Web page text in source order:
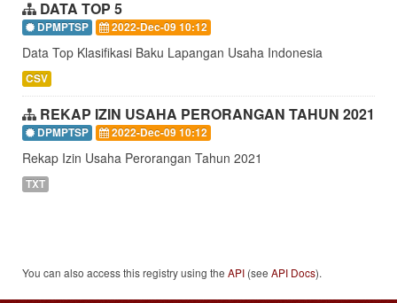
DATA TOP 5
DPMPTSP 2022-Dec-09 10:12
Data Top Klasifikasi Baku Lapangan Usaha Indonesia
CSV
REKAP IZIN USAHA PERORANGAN TAHUN 2021
DPMPTSP 2022-Dec-09 10:12
Rekap Izin Usaha Perorangan Tahun 2021
TXT
You can also access this registry using the API (see API Docs).